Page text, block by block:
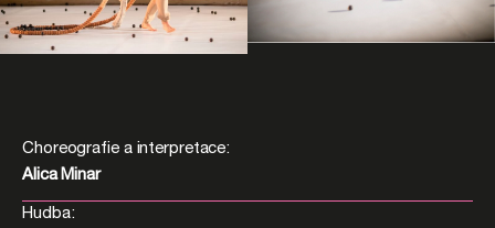
Choreografie a interpretace:
Alica Minar
Hudba: